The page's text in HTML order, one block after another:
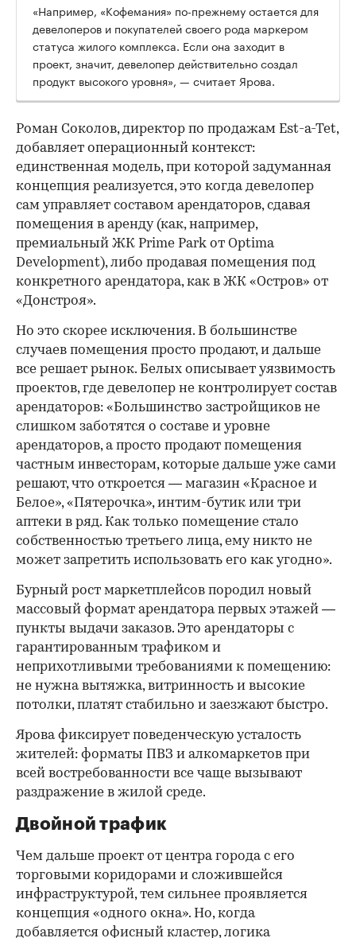
«Например, «Кофемания» по-прежнему остается для
девелоперов и покупателей своего рода маркером
статуса жилого комплекса. Если она заходит в
проект, значит, девелопер действительно создал
продукт высокого уровня», — считает Ярова.
Роман Соколов, директор по продажам Est-a-Tet,
добавляет операционный контекст:
единственная модель, при которой задуманная
концепция реализуется, это когда девелопер
сам управляет составом арендаторов, сдавая
помещения в аренду (как, например,
премиальный ЖК Prime Park от Optima
Development), либо продавая помещения под
конкретного арендатора, как в ЖК «Остров» от
«Донстроя».
Но это скорее исключения. В большинстве
случаев помещения просто продают, и дальше
все решает рынок. Белых описывает уязвимость
проектов, где девелопер не контролирует состав
арендаторов: «Большинство застройщиков не
слишком заботятся о составе и уровне
арендаторов, а просто продают помещения
частным инвесторам, которые дальше уже сами
решают, что откроется — магазин «Красное и
Белое», «Пятерочка», интим-бутик или три
аптеки в ряд. Как только помещение стало
собственностью третьего лица, ему никто не
может запретить использовать его как угодно».
Бурный рост маркетплейсов породил новый
массовый формат арендатора первых этажей —
пункты выдачи заказов. Это арендаторы с
гарантированным трафиком и
неприхотливыми требованиями к помещению:
не нужна вытяжка, витринность и высокие
потолки, платят стабильно и заезжают быстро.
Ярова фиксирует поведенческую усталость
жителей: форматы ПВЗ и алкомаркетов при
всей востребованности все чаще вызывают
раздражение в жилой среде.
Двойной трафик
Чем дальше проект от центра города с его
торговыми коридорами и сложившейся
инфраструктурой, тем сильнее проявляется
концепция «одного окна». Но, когда
добавляется офисный кластер, логика